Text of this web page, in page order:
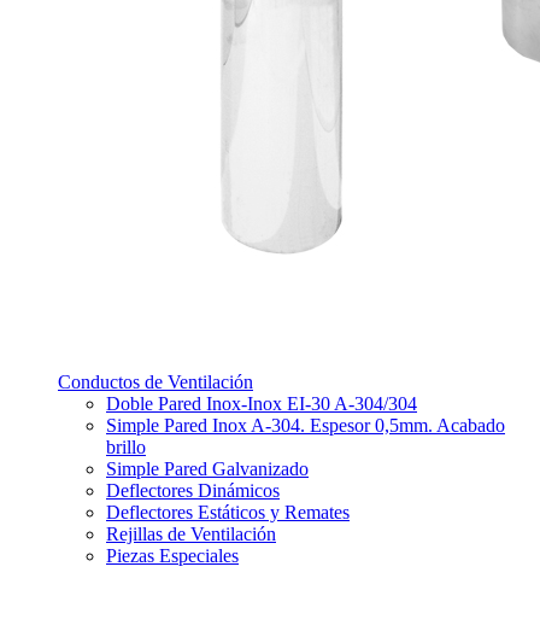
Conductos de Ventilación
Doble Pared Inox-Inox EI-30 A-304/304
Simple Pared Inox A-304. Espesor 0,5mm. Acabado
brillo
Simple Pared Galvanizado
Deflectores Dinámicos
Deflectores Estáticos y Remates
Rejillas de Ventilación
Piezas Especiales